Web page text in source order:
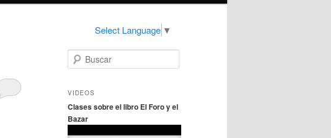
Select Language ▼
u
c
r
VIDEOS
Clases sobre el libro El Foro y el
Bazar